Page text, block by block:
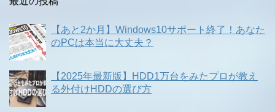
【あと2か月】Windows10サポート終了！あなた
のPCは本当に大丈夫？
【2025年最新版】HDD1万台をみたプロが教え
る外付けHDDの選び方